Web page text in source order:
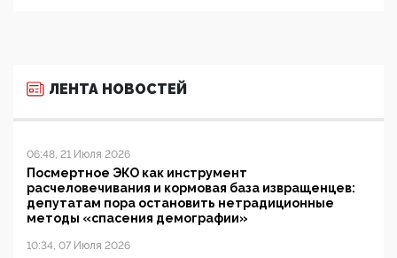
ЛЕНТА НОВОСТЕЙ
06:48, 21 Июля 2026
Посмертное ЭКО как инструмент
расчеловечивания и кормовая база извращенцев:
депутатам пора остановить нетрадиционные
методы «спасения демографии»
10:34, 07 Июля 2026